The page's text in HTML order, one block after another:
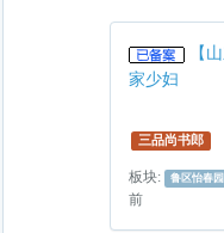
【
家少妇
三品尚书郎
板块: 鲁区怡春
前